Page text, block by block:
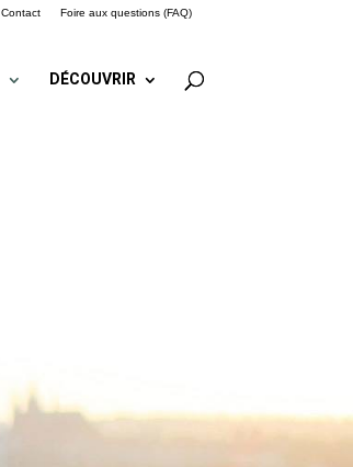
Contact Foire aux questions (FAQ)
DÉCOUVRIR